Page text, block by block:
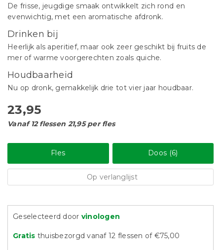
De frisse, jeugdige smaak ontwikkelt zich rond en
evenwichtig, met een aromatische afdronk.
Drinken bij
Heerlijk als aperitief, maar ook zeer geschikt bij fruits de
mer of warme voorgerechten zoals quiche.
Houdbaarheid
Nu op dronk, gemakkelijk drie tot vier jaar houdbaar.
23,95
Vanaf 12 flessen 21,95 per fles
Fles Doos (6)
Op verlanglijst
Geselecteerd door vinologen
Gratis thuisbezorgd vanaf 12 flessen of €75,00